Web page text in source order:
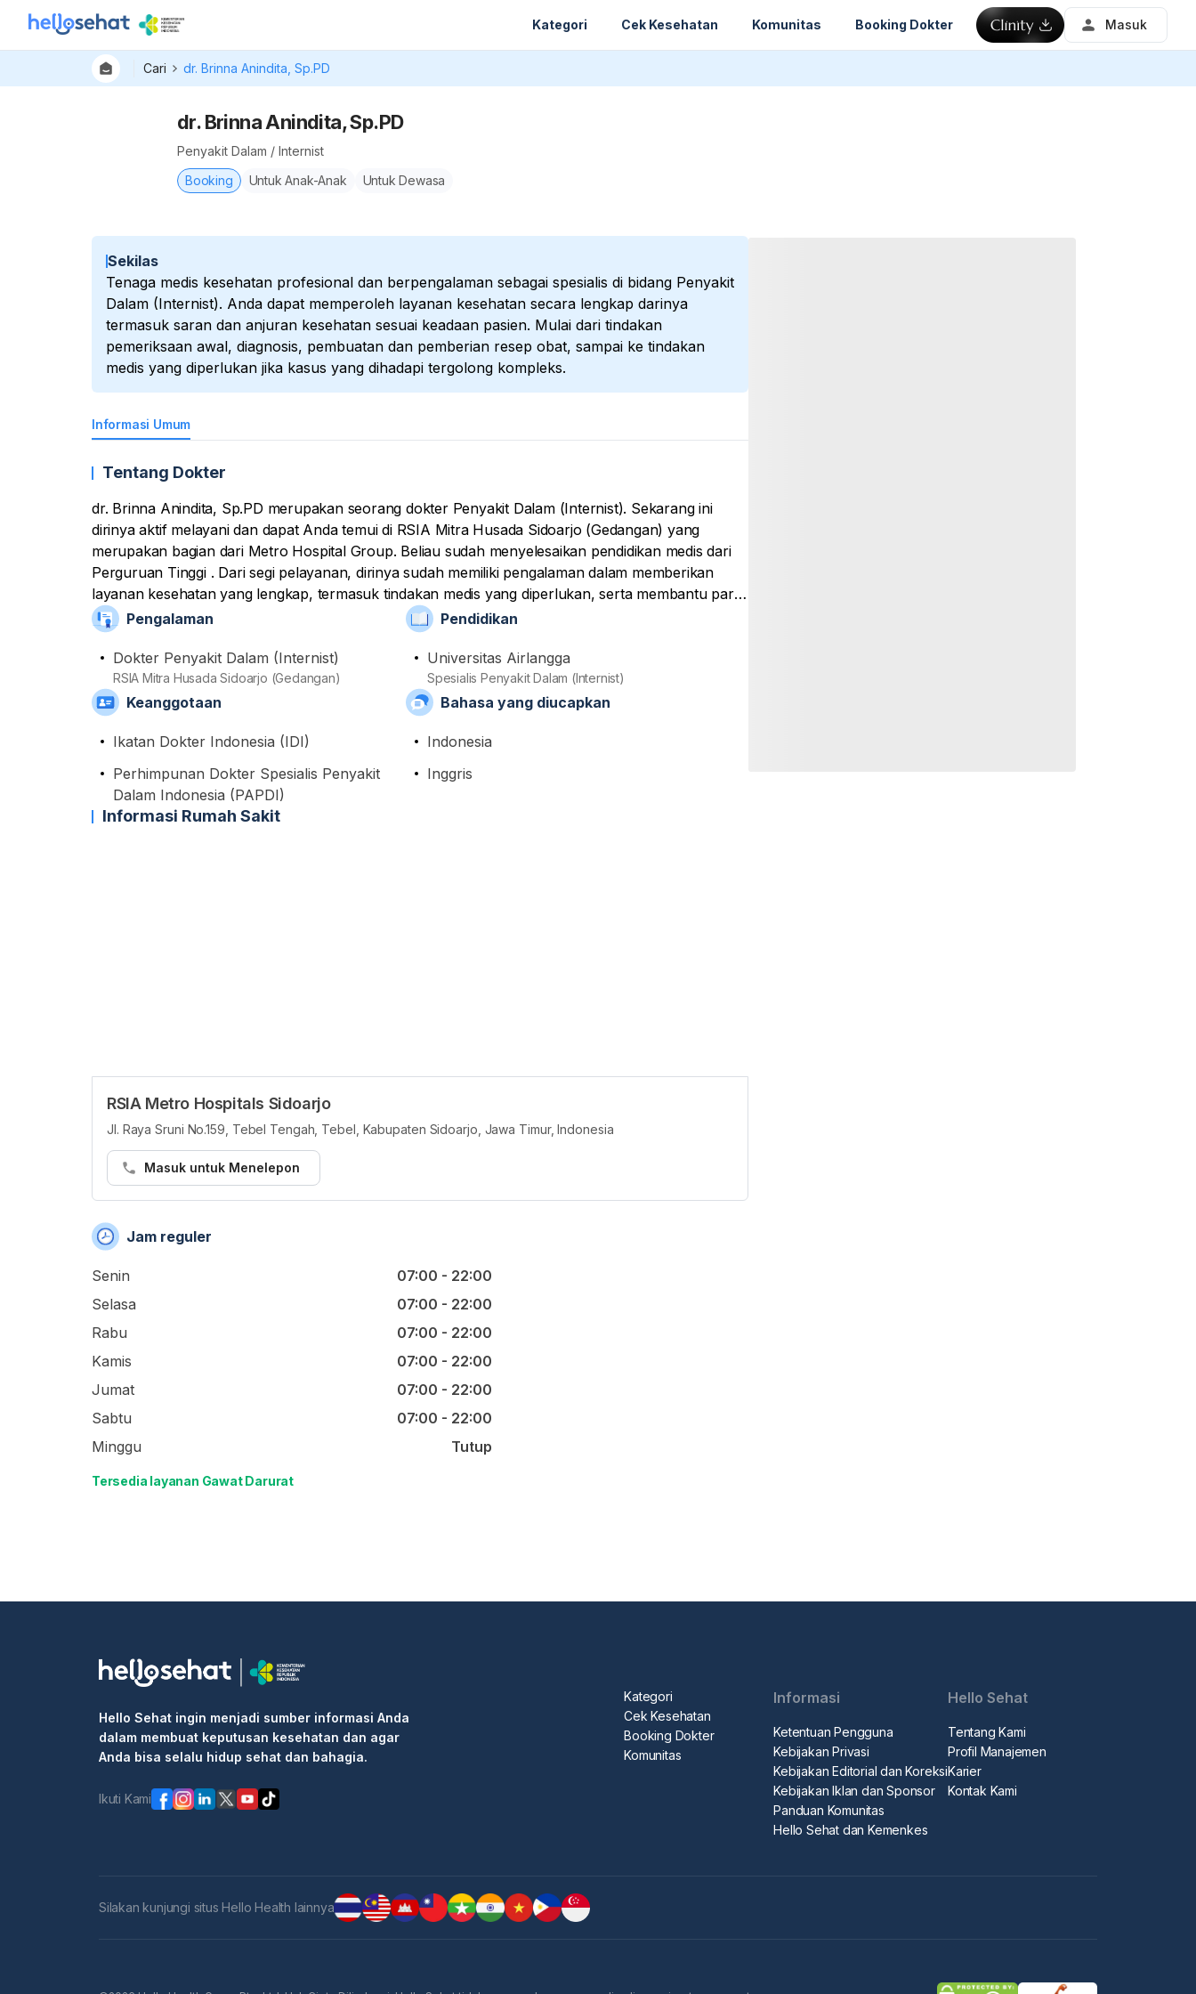
Kategori Cek Kesehatan Komunitas Booking Dokter Masuk
Cari dr. Brinna Anindita, Sp.PD
dr. Brinna Anindita, Sp.PD
Penyakit Dalam / Internist
Booking
Untuk Anak-Anak Untuk Dewasa
Sekilas
Tenaga medis kesehatan profesional dan berpengalaman sebagai spesialis di bidang Penyakit
Dalam (Internist). Anda dapat memperoleh layanan kesehatan secara lengkap darinya
termasuk saran dan anjuran kesehatan sesuai keadaan pasien. Mulai dari tindakan
pemeriksaan awal, diagnosis, pembuatan dan pemberian resep obat, sampai ke tindakan
medis yang diperlukan jika kasus yang dihadapi tergolong kompleks.
Informasi Umum
Tentang Dokter
dr. Brinna Anindita, Sp.PD merupakan seorang dokter Penyakit Dalam (Internist). Sekarang ini
dirinya aktif melayani dan dapat Anda temui di RSIA Mitra Husada Sidoarjo (Gedangan) yang
merupakan bagian dari Metro Hospital Group. Beliau sudah menyelesaikan pendidikan medis dari
Perguruan Tinggi . Dari segi pelayanan, dirinya sudah memiliki pengalaman dalam memberikan
layanan kesehatan yang lengkap, termasuk tindakan medis yang diperlukan, serta membantu para
pasien dengan saran dan anjuran bersifat edukatif mengenai kondisi kesehatan pasien. Terakhir dia
pun sudah terdaftar sebagai anggota aktif dari organisasi Ikatan Dokter Indonesia (IDI) dan
Perhimpunan Dokter Spesialis Penyakit Dalam Indonesia (PAPDI).
Pengalaman
Dokter Penyakit Dalam (Internist)
RSIA Mitra Husada Sidoarjo (Gedangan)
Pendidikan
Universitas Airlangga
Spesialis Penyakit Dalam (Internist)
Keanggotaan
Ikatan Dokter Indonesia (IDI)
Perhimpunan Dokter Spesialis Penyakit
Dalam Indonesia (PAPDI)
Bahasa yang diucapkan
Indonesia
Inggris
Informasi Rumah Sakit
RSIA Metro Hospitals Sidoarjo
Jl. Raya Sruni No.159, Tebel Tengah, Tebel, Kabupaten Sidoarjo, Jawa Timur, Indonesia
Masuk untuk Menelepon
Jam reguler
Senin
07:00 - 22:00
Selasa
07:00 - 22:00
Rabu
07:00 - 22:00
Kamis
07:00 - 22:00
Jumat
07:00 - 22:00
Sabtu
07:00 - 22:00
Minggu
Tutup
Tersedia layanan Gawat Darurat
Hello Sehat ingin menjadi sumber informasi Anda
dalam membuat keputusan kesehatan dan agar
Anda bisa selalu hidup sehat dan bahagia.
Ikuti Kami
Kategori
Cek Kesehatan
Booking Dokter
Komunitas
Informasi
Ketentuan Pengguna
Kebijakan Privasi
Kebijakan Editorial dan Koreksi
Kebijakan Iklan dan Sponsor
Panduan Komunitas
Hello Sehat dan Kemenkes
Hello Sehat
Tentang Kami
Profil Manajemen
Karier
Kontak Kami
Silakan kunjungi situs Hello Health lainnya